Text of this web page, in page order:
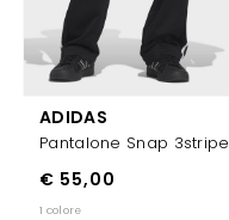
ADIDAS
Pantalone Snap 3stripe
€ 55,00
1 colore